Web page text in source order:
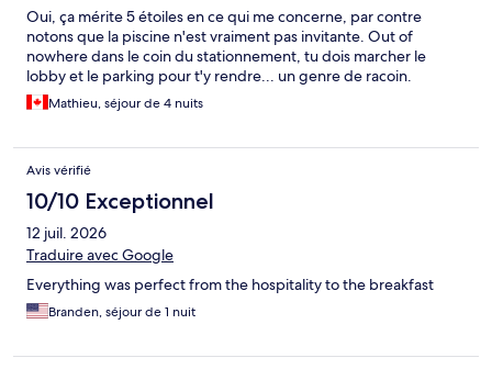
Oui, ça mérite 5 étoiles en ce qui me concerne, par contre
notons que la piscine n'est vraiment pas invitante. Out of
nowhere dans le coin du stationnement, tu dois marcher le
lobby et le parking pour t'y rendre... un genre de racoin.
Mathieu, séjour de 4 nuits
Avis vérifié
10/10 Exceptionnel
12 juil. 2026
Traduire avec Google
Everything was perfect from the hospitality to the breakfast
Branden, séjour de 1 nuit